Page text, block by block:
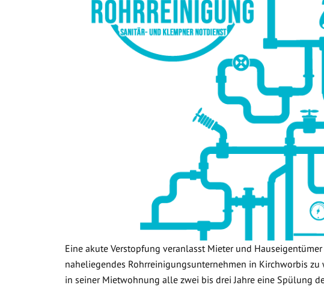
Eine akute Verstopfung veranlasst Mieter und
naheliegendes Rohrreinigungsunternehmen in Kirchworbis
in seiner Mietwohnung alle zwei bis drei Jahre eine Spülung